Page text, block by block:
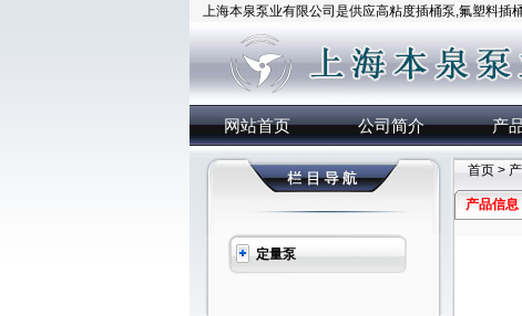
上海本泉泵业有限公司是供应高粘度插桶泵,氟塑料插
网站首页 公司简介 产
定量泵
首页>
产品信息